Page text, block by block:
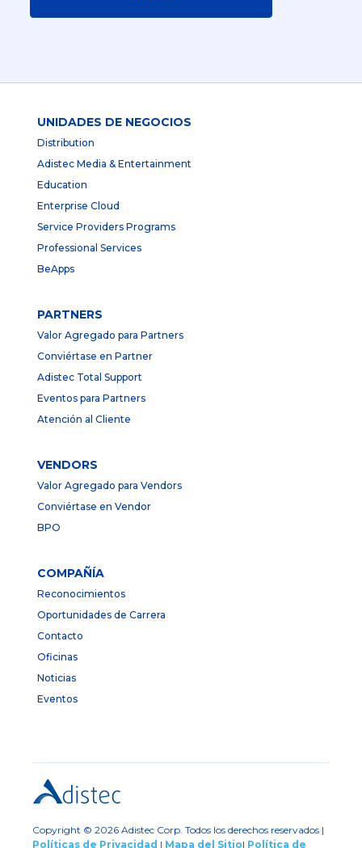
UNIDADES DE NEGOCIOS
Distribution
Adistec Media & Entertainment
Education
Enterprise Cloud
Service Providers Programs
Professional Services
BeApps
PARTNERS
Valor Agregado para Partners
Conviértase en Partner
Adistec Total Support
Eventos para Partners
Atención al Cliente
VENDORS
Valor Agregado para Vendors
Conviértase en Vendor
BPO
COMPAÑÍA
Reconocimientos
Oportunidades de Carrera
Contacto
Oficinas
Noticias
Eventos
Copyright © 2026 Adistec Corp. Todos los derechos reservados |
Políticas de Privacidad | Mapa del Sitio| Política de